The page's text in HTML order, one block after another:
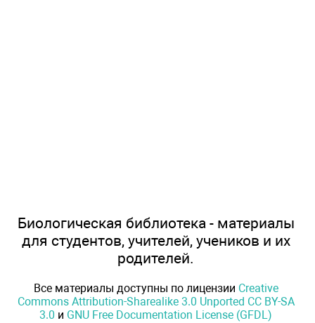
Биологическая библиотека - материалы
для студентов, учителей, учеников и их
родителей.
Все материалы доступны по лицензии Creative
Commons Attribution-Sharealike 3.0 Unported CC BY-SA
3.0 и GNU Free Documentation License (GFDL)